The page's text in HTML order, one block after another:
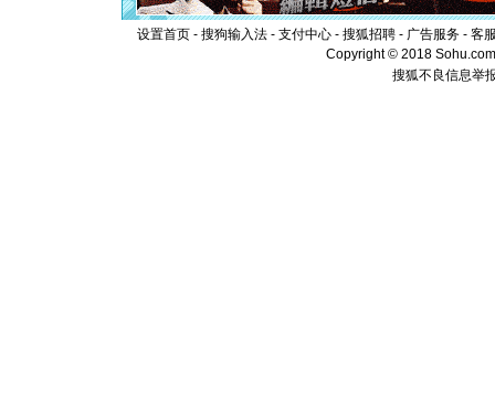
泣，这痛
卖了。水
[春节]风
颜！冬去
设置首页 - 搜狗输入法 - 支付中心 - 搜狐招聘 - 广告服务 - 客
Copyright © 2018
搜狐不良信息举